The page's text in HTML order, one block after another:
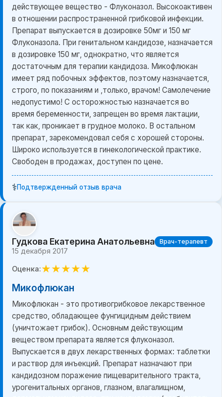
действующее вещество - Флуконазол. Высокоактивен
в отношении распространенной грибковой инфекции.
Препарат выпускается в дозировке 50мг и 150 мг
Флуконазола. При генитальном кандидозе, назначается
в дозировке 150 мг, однократно, что является
достаточным для терапии кандидоза. Микофлюкан
имеет ряд побочных эффектов, поэтому назначается,
строго, по показаниям и ,только, врачом! Самолечение
недопустимо! С осторожностью назначается во
время беременности, запрещен во время лактации,
так как, проникает в грудное молоко. В остальном
препарат, зарекомендовал себя с хорошей стороны.
Широко используется в гинекологической практике.
Свободен в продажах, доступен по цене.
⚕️Подтвержденный отзыв врача
Гудкова Екатерина Анатольевна Врач-терапевт
15 декабря 2017
Оценка:★★★★★
Микофлюкан
Микофлюкан - это противогрибковое лекарственное
средство, обладающее фунгицидным действием
(уничтожает грибок). Основным действующим
веществом препарата является флуконазол.
Выпускается в двух лекарственных формах: таблетки
и раствор для инъекций. Препарат назначают при
кандидозном поражение пищеварительного тракта,
урогенитальных органов, глазном, влагалищном,